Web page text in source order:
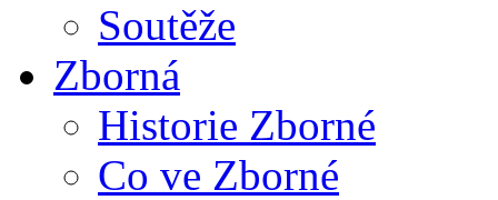
Soutěže
Zborná
Historie Zborné
Co ve Zborné